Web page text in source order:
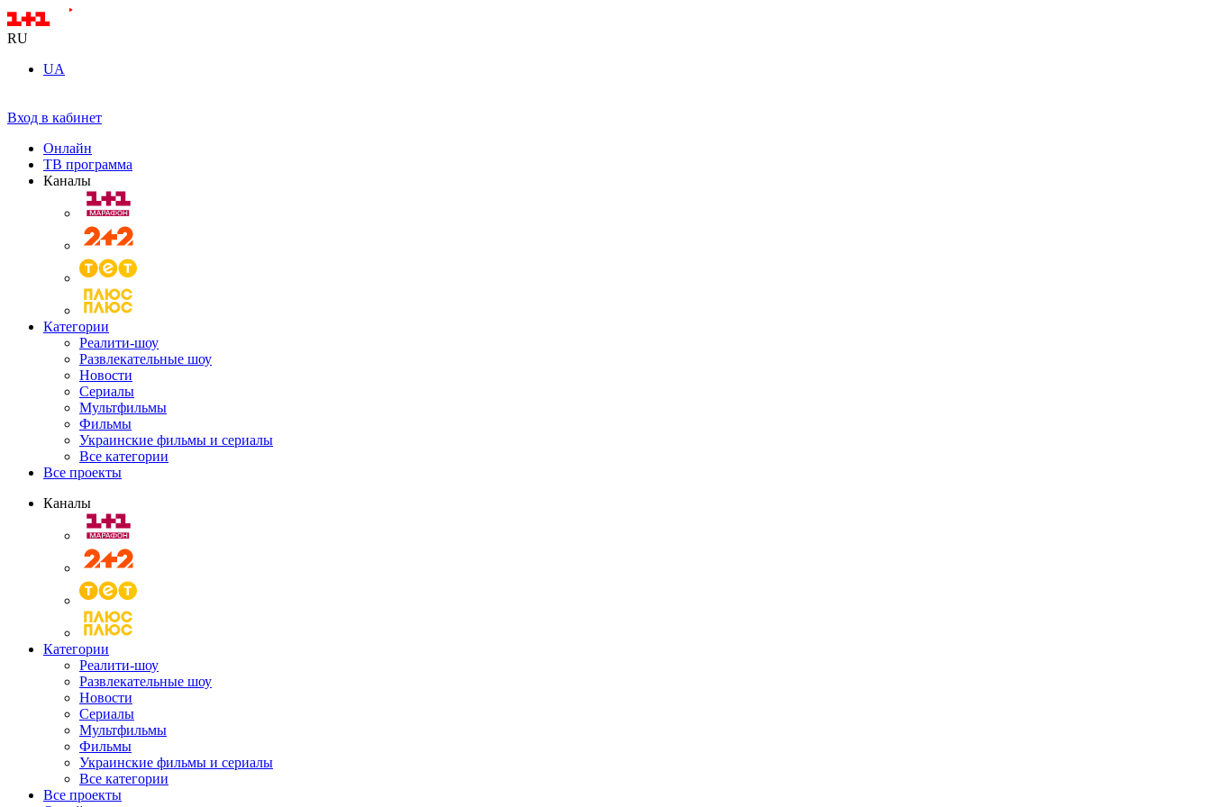
RU
UA
Вход в кабинет
Онлайн
ТВ программа
Каналы
Категории
Реалити-шоу
Развлекательные шоу
Новости
Сериалы
Мультфильмы
Фильмы
Украинские фильмы и сериалы
Все категории
Все проекты
Каналы
Категории
Реалити-шоу
Развлекательные шоу
Новости
Сериалы
Мультфильмы
Фильмы
Украинские фильмы и сериалы
Все категории
Все проекты